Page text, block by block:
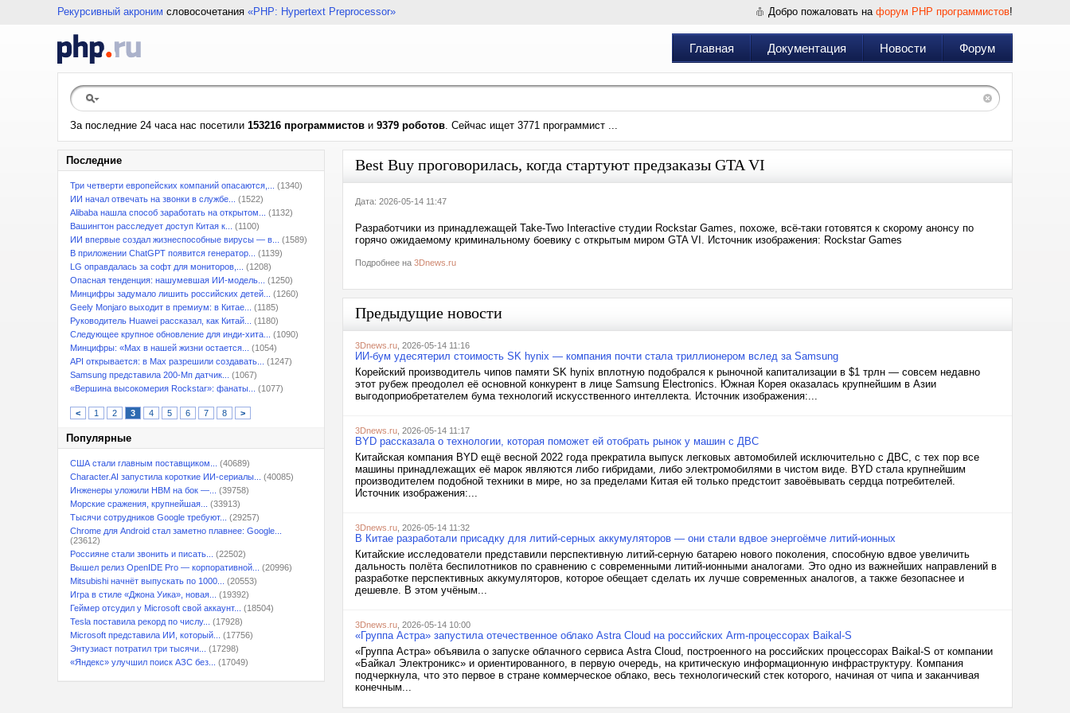
Рекурсивный акроним словосочетания «PHP: Hypertext Preprocessor» Добро пожаловать на форум PHP программистов!
Главная Документация Новости Форум
За последние 24 часа нас посетили 153216 программистов и 9379 роботов. Сейчас ищет 3771 программист ...
Последние
Три четверти европейских компаний опасаются,...
(1340)
ИИ начал отвечать на звонки в службе...
(1522)
Alibaba нашла способ заработать на открытом...
(1132)
Вашингтон расследует доступ Китая к...
(1100)
ИИ впервые создал жизнеспособные вирусы — в...
(1589)
В приложении ChatGPT появится генератор...
(1139)
LG оправдалась за софт для мониторов,...
(1208)
Опасная тенденция: нашумевшая ИИ-модель...
(1250)
Минцифры задумало лишить российских детей...
(1260)
Geely Monjaro выходит в премиум: в Китае...
(1185)
Руководитель Huawei рассказал, как Китай...
(1180)
Следующее крупное обновление для инди-хита...
(1090)
Минцифры: «Max в нашей жизни остается...
(1054)
API открывается: в Max разрешили создавать...
(1247)
Samsung представила 200-Мп датчик...
(1067)
«Вершина высокомерия Rockstar»: фанаты...
(1077)
< 1 2 3 4 5 6 7 8 >
Популярные
США стали главным поставщиком...
(40689)
Character.AI запустила короткие ИИ-сериалы...
(40085)
Инженеры уложили HBM на бок —...
(39758)
Морские сражения, крупнейшая...
(33913)
Тысячи сотрудников Google требуют...
(29257)
Chrome для Android стал заметно плавнее: Google...
(23612)
Россияне стали звонить и писать...
(22502)
Вышел релиз OpenIDE Pro — корпоративной...
(20996)
Mitsubishi начнёт выпускать по 1000...
(20553)
Игра в стиле «Джона Уика», новая...
(19392)
Геймер отсудил у Microsoft свой аккаунт...
(18504)
Tesla поставила рекорд по числу...
(17928)
Microsoft представила ИИ, который...
(17756)
Энтузиаст потратил три тысячи...
(17298)
«Яндекс» улучшил поиск АЗС без...
(17049)
Best Buy проговорилась, когда стартуют предзаказы GTA VI
Дата: 2026-05-14 11:47
Разработчики из принадлежащей Take-Two Interactive студии Rockstar Games, похоже, всё-таки готовятся к скорому анонсу по
горячо ожидаемому криминальному боевику с открытым миром GTA VI. Источник изображения: Rockstar Games
Подробнее на 3Dnews.ru
Предыдущие новости
3Dnews.ru , 2026-05-14 11:16
ИИ-бум удесятерил стоимость SK hynix — компания почти стала триллионером вслед за Samsung
Корейский производитель чипов памяти SK hynix вплотную подобрался к рыночной капитализации в $1 трлн — совсем недавно
этот рубеж преодолел её основной конкурент в лице Samsung Electronics. Южная Корея оказалась крупнейшим в Азии
выгодоприобретателем бума технологий искусственного интеллекта. Источник изображения:...
3Dnews.ru , 2026-05-14 11:17
BYD рассказала о технологии, которая поможет ей отобрать рынок у машин с ДВС
Китайская компания BYD ещё весной 2022 года прекратила выпуск легковых автомобилей исключительно с ДВС, с тех пор все
машины принадлежащих её марок являются либо гибридами, либо электромобилями в чистом виде. BYD стала крупнейшим
производителем подобной техники в мире, но за пределами Китая ей только предстоит завоёвывать сердца потребителей.
Источник изображения:...
3Dnews.ru , 2026-05-14 11:32
В Китае разработали присадку для литий-серных аккумуляторов — они стали вдвое энергоёмче литий-ионных
Китайские исследователи представили перспективную литий-серную батарею нового поколения, способную вдвое увеличить
дальность полёта беспилотников по сравнению с современными литий-ионными аналогами. Это одно из важнейших направлений в
разработке перспективных аккумуляторов, которое обещает сделать их лучше современных аналогов, а также безопаснее и
дешевле. В этом учёным...
3Dnews.ru , 2026-05-14 10:00
«Группа Астра» запустила отечественное облако Astra Cloud на российских Arm-процессорах Baikal-S
«Группа Астра» объявила о запуске облачного сервиса Astra Cloud, построенного на российских процессорах Baikal-S от компании
«Байкал Электроникс» и ориентированного, в первую очередь, на критическую информационную инфраструктуру. Компания
подчеркнула, что это первое в стране коммерческое облако, весь технологический стек которого, начиная от чипа и заканчивая
конечным...